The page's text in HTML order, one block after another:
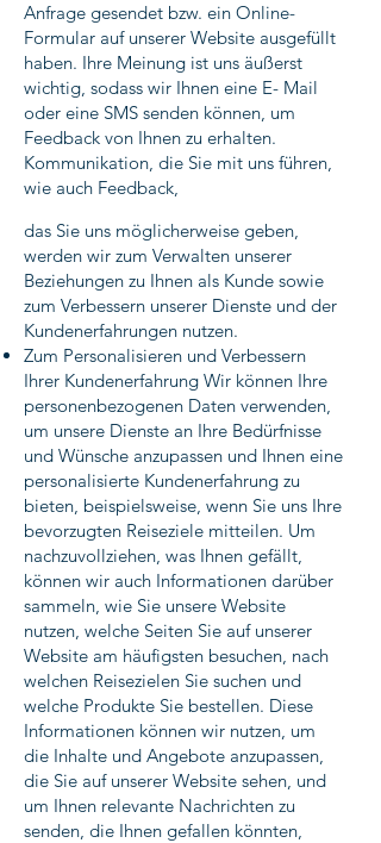
Anfrage gesendet bzw. ein Online-
Formular auf unserer Website ausgefüllt
haben. Ihre Meinung ist uns äußerst
wichtig, sodass wir Ihnen eine E- Mail
oder eine SMS senden können, um
Feedback von Ihnen zu erhalten.
Kommunikation, die Sie mit uns führen,
wie auch Feedback,
das Sie uns möglicherweise geben,
werden wir zum Verwalten unserer
Beziehungen zu Ihnen als Kunde sowie
zum Verbessern unserer Dienste und der
Kundenerfahrungen nutzen.
Zum Personalisieren und Verbessern
Ihrer Kundenerfahrung Wir können Ihre
personenbezogenen Daten verwenden,
um unsere Dienste an Ihre Bedürfnisse
und Wünsche anzupassen und Ihnen eine
personalisierte Kundenerfahrung zu
bieten, beispielsweise, wenn Sie uns Ihre
bevorzugten Reiseziele mitteilen. Um
nachzuvollziehen, was Ihnen gefällt,
können wir auch Informationen darüber
sammeln, wie Sie unsere Website
nutzen, welche Seiten Sie auf unserer
Website am häufigsten besuchen, nach
welchen Reisezielen Sie suchen und
welche Produkte Sie bestellen. Diese
Informationen können wir nutzen, um
die Inhalte und Angebote anzupassen,
die Sie auf unserer Website sehen, und
um Ihnen relevante Nachrichten zu
senden, die Ihnen gefallen könnten,